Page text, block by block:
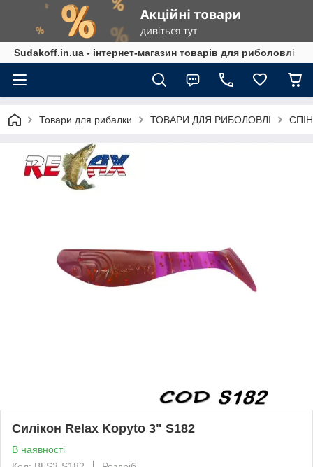
Sudakoff.in.ua - інтернет-магазин товарів для риболовлі
Товари для рибалки ТОВАРИ ДЛЯ РИБОЛОВЛІ
Силікон Relax Kopyto 3" S182
В наявності